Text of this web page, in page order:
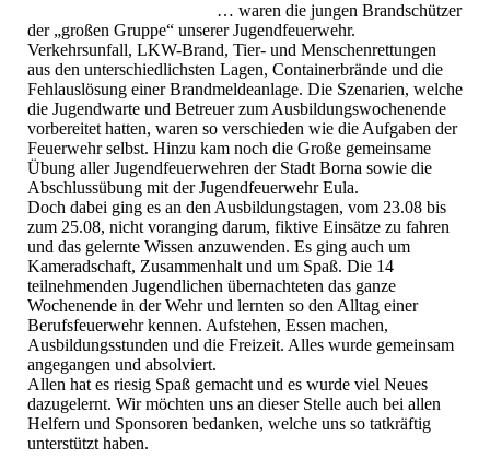
… waren die jungen Brandschützer
der „großen Gruppe“ unserer Jugendfeuerwehr.
Verkehrsunfall, LKW-Brand, Tier- und Menschenrettungen
aus den unterschiedlichsten Lagen, Containerbrände und die
Fehlauslösung einer Brandmeldeanlage. Die Szenarien, welche
die Jugendwarte und Betreuer zum Ausbildungswochenende
vorbereitet hatten, waren so verschieden wie die Aufgaben der
Feuerwehr selbst. Hinzu kam noch die Große gemeinsame
Übung aller Jugendfeuerwehren der Stadt Borna sowie die
Abschlussübung mit der Jugendfeuerwehr Eula.
Doch dabei ging es an den Ausbildungstagen, vom 23.08 bis
zum 25.08, nicht voranging darum, fiktive Einsätze zu fahren
und das gelernte Wissen anzuwenden. Es ging auch um
Kameradschaft, Zusammenhalt und um Spaß. Die 14
teilnehmenden Jugendlichen übernachteten das ganze
Wochenende in der Wehr und lernten so den Alltag einer
Berufsfeuerwehr kennen. Aufstehen, Essen machen,
Ausbildungsstunden und die Freizeit. Alles wurde gemeinsam
angegangen und absolviert.
Allen hat es riesig Spaß gemacht und es wurde viel Neues
dazugelernt. Wir möchten uns an dieser Stelle auch bei allen
Helfern und Sponsoren bedanken, welche uns so tatkräftig
unterstützt haben.